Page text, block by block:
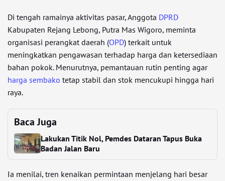
Di tengah ramainya aktivitas pasar, Anggota DPRD
Kabupaten Rejang Lebong, Putra Mas Wigoro, meminta
organisasi perangkat daerah (OPD) terkait untuk
meningkatkan pengawasan terhadap harga dan ketersediaan
bahan pokok. Menurutnya, pemantauan rutin penting agar
harga sembako tetap stabil dan stok mencukupi hingga hari
raya.
Baca Juga
Lakukan Titik Nol, Pemdes Dataran Tapus Buka
Badan Jalan Baru
Ia menilai, tren kenaikan permintaan menjelang hari besar